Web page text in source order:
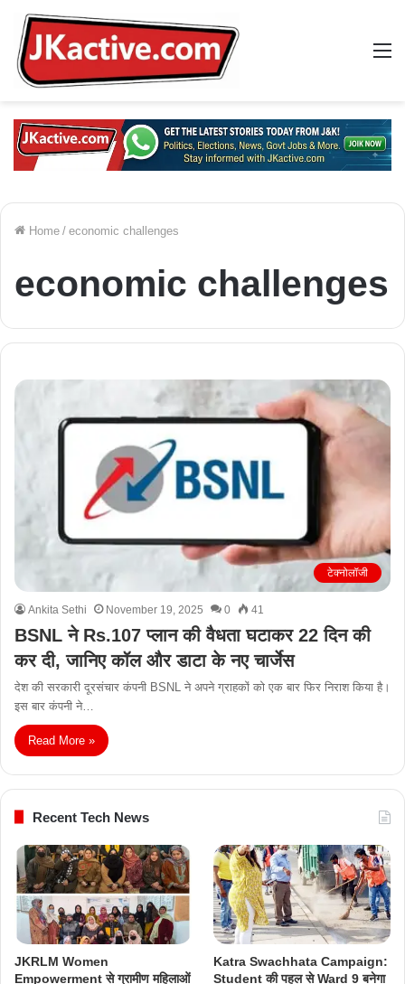
Home / economic challenges
economic challenges
टेक्नोलॉजी
Ankita Sethi November 19, 2025 0 41
BSNL ने Rs.107 प्लान की वैधता घटाकर 22 दिन की
कर दी, जानिए कॉल और डाटा के नए चार्जेस
देश की सरकारी दूरसंचार कंपनी BSNL ने अपने ग्राहकों को एक बार फिर निराश किया है।
इस बार कंपनी ने…
Read More »
Recent Tech News
JKRLM Women
Empowerment से ग्रामीण महिलाओं
Katra Swachhata Campaign:
Student की पहल से Ward 9 बनेगा